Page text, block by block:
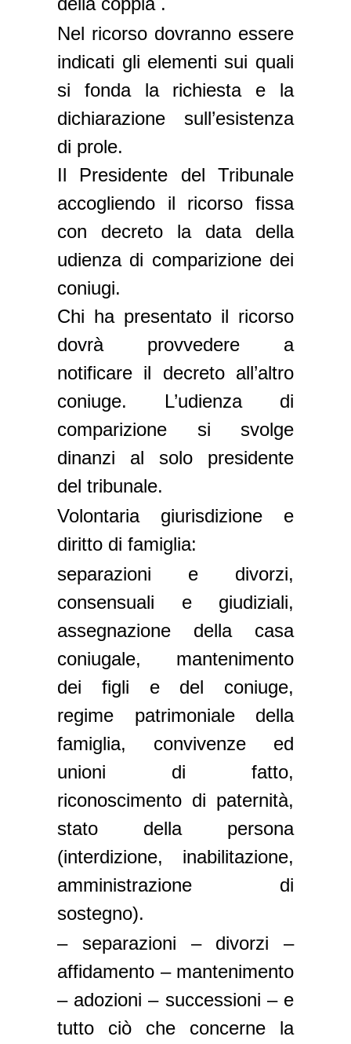
Nel ricorso dovranno essere
indicati gli elementi sui quali
si fonda la richiesta e la
dichiarazione sull’esistenza
di prole.
Il Presidente del Tribunale
accogliendo il ricorso fissa
con decreto la data della
udienza di comparizione dei
coniugi.
Chi ha presentato il ricorso
dovrà provvedere a
notificare il decreto all’altro
coniuge. L’udienza di
comparizione si svolge
dinanzi al solo presidente
del tribunale.
Volontaria giurisdizione e
diritto di famiglia:
separazioni e divorzi,
consensuali e giudiziali,
assegnazione della casa
coniugale, mantenimento
dei figli e del coniuge,
regime patrimoniale della
famiglia, convivenze ed
unioni di fatto,
riconoscimento di paternità,
stato della persona
(interdizione, inabilitazione,
amministrazione di
sostegno).
– separazioni – divorzi –
affidamento – mantenimento
– adozioni – successioni – e
tutto ciò che concerne la